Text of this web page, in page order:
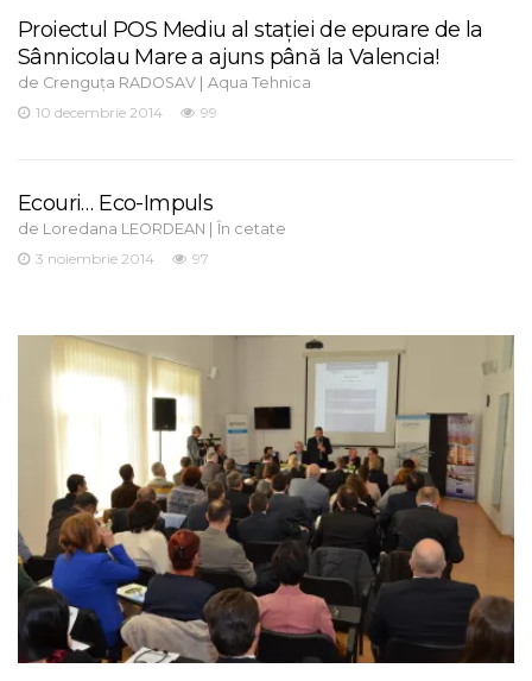
Proiectul POS Mediu al stației de epurare de la
Sânnicolau Mare a ajuns până la Valencia!
de Crenguța RADOSAV | Aqua Tehnica
10 decembrie 2014
99
Ecouri… Eco-Impuls
de Loredana LEORDEAN | În cetate
3 noiembrie 2014
97